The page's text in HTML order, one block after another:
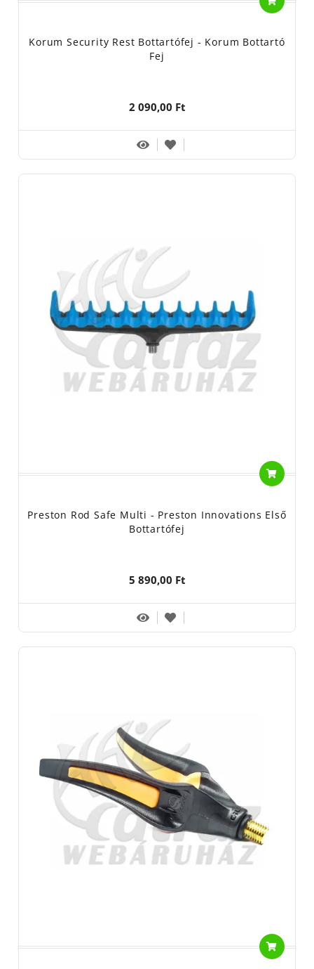
Korum Security Rest Bottartófej - Korum Bottartó
Fej
2 090,00 Ft
Preston Rod Safe Multi - Preston Innovations Első
Bottartófej
5 890,00 Ft